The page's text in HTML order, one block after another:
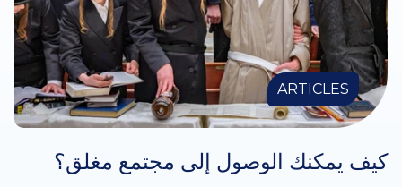
ARTICLES
كيف يمكنك الوصول إلى مجتمع مغلق؟